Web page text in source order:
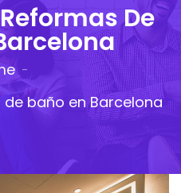
De
baño en Barcelona